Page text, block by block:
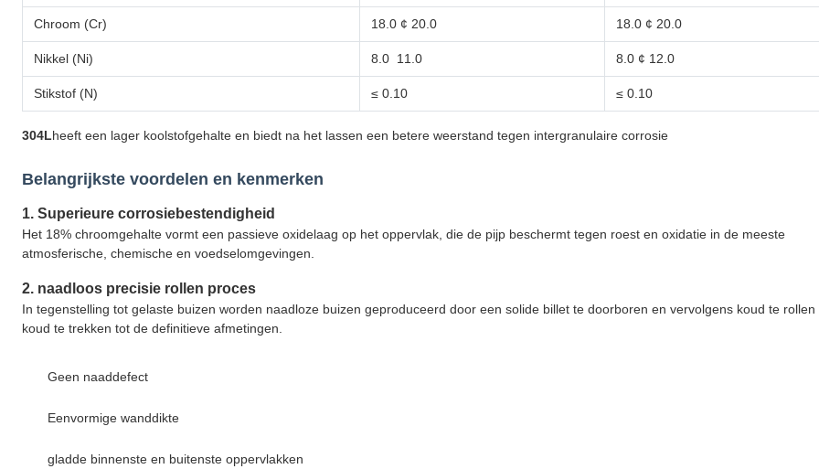
Chroom (Cr) 18.0 ¢ 20.0 18.0 ¢ 20.0
Nikkel (Ni) 8.0 ️ 11.0 8.0 ¢ 12.0
Stikstof (N) ≤ 0.10 ≤ 0.10
304Lheeft een lager koolstofgehalte en biedt na het lassen een betere weerstand tegen intergranulaire corrosie
Belangrijkste voordelen en kenmerken
1. Superieure corrosiebestendigheid
Het 18% chroomgehalte vormt een passieve oxidelaag op het oppervlak, die de pijp beschermt tegen roest en oxidatie in de meeste
atmosferische, chemische en voedselomgevingen.
2. naadloos precisie rollen proces
In tegenstelling tot gelaste buizen worden naadloze buizen geproduceerd door een solide billet te doorboren en vervolgens koud te rollen
koud te trekken tot de definitieve afmetingen.
Geen naaddefect
Eenvormige wanddikte
gladde binnenste en buitenste oppervlakken